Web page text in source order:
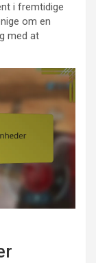
i fremtidige
om en
med at